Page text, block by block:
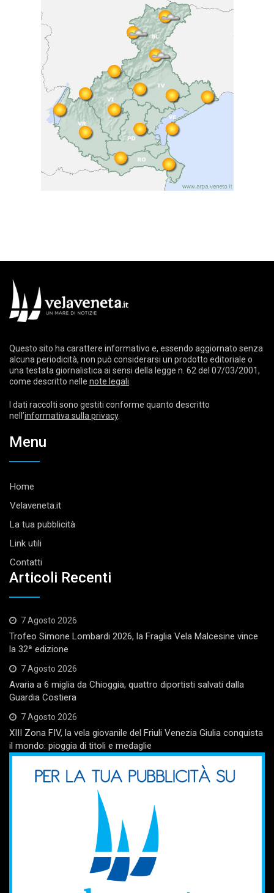
Questo sito ha carattere informativo e, essendo aggiornato senza
alcuna periodicità, non può considerarsi un prodotto editoriale o
una testata giornalistica ai sensi della legge n. 62 del 07/03/2001,
come descritto nelle note legali
I dati raccolti sono gestiti conforme quanto descritto
nell’informativa sulla privacy.
Menu
Home
Velaveneta.it
La tua pubblicità
Link utili
Contatti
Articoli Recenti
7 Agosto 2026
Trofeo Simone Lombardi 2026, la Fraglia Vela Malcesine vince
la 32ª edizione
7 Agosto 2026
Avaria a 6 miglia da Chioggia, quattro diportisti salvati dalla
Guardia Costiera
7 Agosto 2026
XIII Zona FIV, la vela giovanile del Friuli Venezia Giulia conquista
il mondo: pioggia di titoli e medaglie